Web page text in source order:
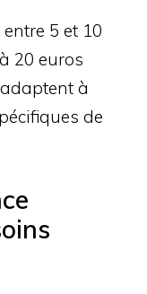
5 et 10
20 euros
à
de